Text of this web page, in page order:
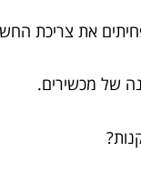
של מכשירים.